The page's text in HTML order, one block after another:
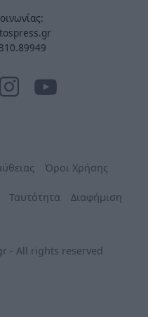
Όροι Χρήσης
Ταυτότητα Διαφήμιση
- All rights reserved